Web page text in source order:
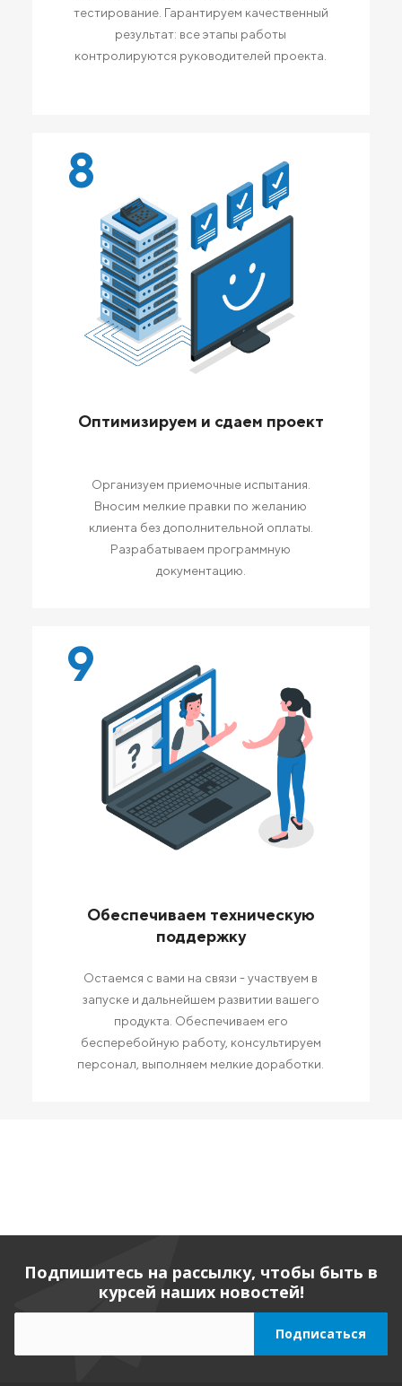
тестирование. Гарантируем качественный
результат: все этапы работы
контролируются руководителей проекта.
8
Оптимизируем и сдаем проект
Организуем приемочные испытания.
Вносим мелкие правки по желанию
клиента без дополнительной оплаты.
Разрабатываем программную
документацию.
9
Обеспечиваем техническую
поддержку
Остаемся с вами на связи - участвуем в
запуске и дальнейшем развитии вашего
продукта. Обеспечиваем его
бесперебойную работу, консультируем
персонал, выполняем мелкие доработки.
Подпишитесь на рассылку, чтобы быть в
курсей наших новостей!